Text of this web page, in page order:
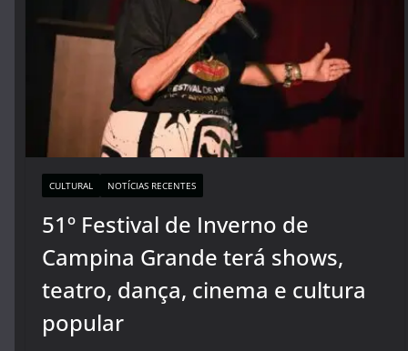
CULTURAL NOTÍCIAS RECENTES
51º Festival de Inverno de
Campina Grande terá shows,
teatro, dança, cinema e cultura
popular